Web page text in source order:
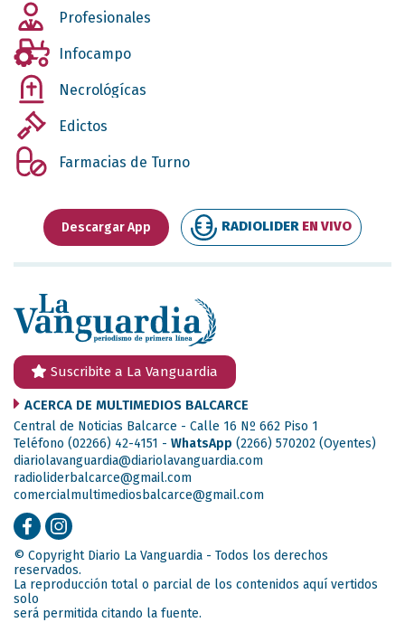
Profesionales
Infocampo
Necrológícas
Edictos
Farmacias de Turno
Descargar App RADIOLIDER EN VIVO
Suscribite a La Vanguardia
ACERCA DE MULTIMEDIOS BALCARCE
Central de Noticias Balcarce - Calle 16 Nº 662 Piso 1
Teléfono (02266) 42-4151 - WhatsApp (2266) 570202 (Oyentes)
diariolavanguardia@diariolavanguardia.com
radioliderbalcarce@gmail.com
comercialmultimediosbalcarce@gmail.com
© Copyright Diario La Vanguardia - Todos los derechos
reservados.
La reproducción total o parcial de los contenidos aquí vertidos
solo
será permitida citando la fuente.